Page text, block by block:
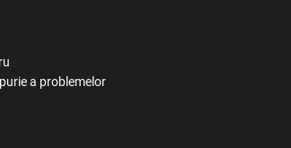
a problemelor